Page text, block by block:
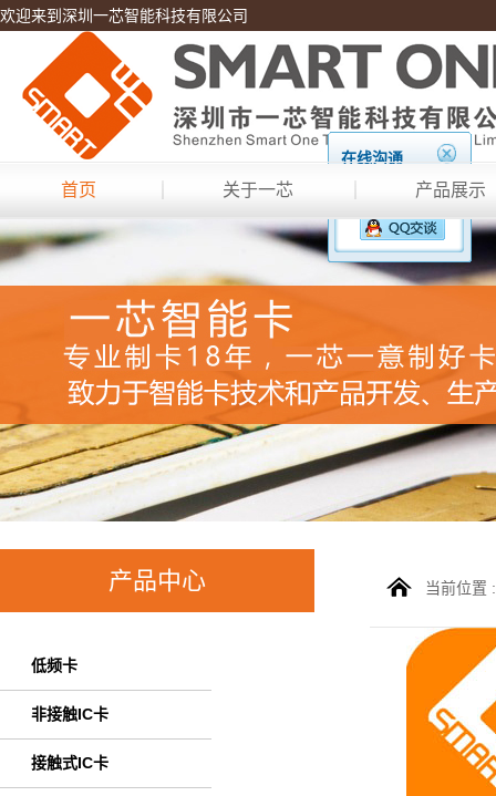
欢迎来到深圳一芯智能科技有限公司
首页 关于一芯 产品展示
产品中心
低频卡
非接触IC卡
接触式IC卡
当前位置
在线沟通